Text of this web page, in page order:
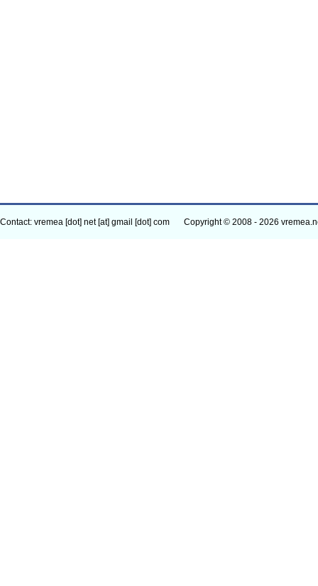
Contact: vremea [dot] net [at] gmail [dot] com Copyright © 2008 - 2026